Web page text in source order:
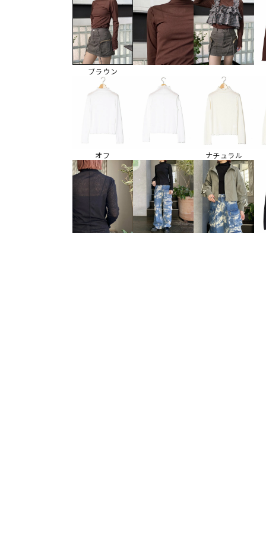
ブラウン
オフ ナチュラル